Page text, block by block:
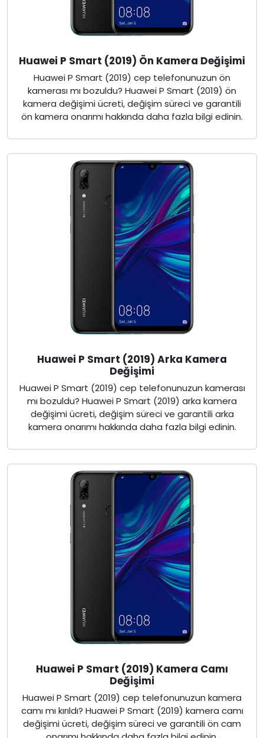
Huawei P Smart (2019) Ön Kamera Değişimi
Huawei P Smart (2019) cep telefonunuzun ön
kamerası mı bozuldu? Huawei P Smart (2019) ön
kamera değişimi ücreti, değişim süreci ve garantili
ön kamera onarımı hakkında daha fazla bilgi edinin.
Huawei P Smart (2019) Arka Kamera
Değişimi
Huawei P Smart (2019) cep telefonunuzun kamerası
mı bozuldu? Huawei P Smart (2019) arka kamera
değişimi ücreti, değişim süreci ve garantili arka
kamera onarımı hakkında daha fazla bilgi edinin.
Huawei P Smart (2019) Kamera Camı
Değişimi
Huawei P Smart (2019) cep telefonunuzun kamera
camı mı kırıldı? Huawei P Smart (2019) kamera camı
değişimi ücreti, değişim süreci ve garantili ön cam